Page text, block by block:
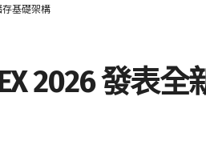
存基礎架構
2026 發表